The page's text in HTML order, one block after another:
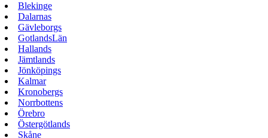
Blekinge
Dalarnas
Gävleborgs
GotlandsLän
Hallands
Jämtlands
Jönköpings
Kalmar
Kronobergs
Norrbottens
Örebro
Östergötlands
Skåne